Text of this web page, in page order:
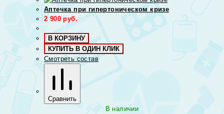
Аптечка при гипертоническом кризе
2 900 руб.
В КОРЗИНУ
КУПИТЬ В ОДИН КЛИК
Смотреть состав
Сравнить
В наличии